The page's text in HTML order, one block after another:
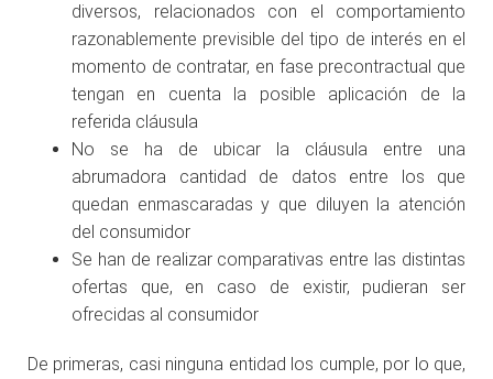
diversos, relacionados con el comportamiento
razonablemente previsible del tipo de interés en el
momento de contratar, en fase precontractual que
tengan en cuenta la posible aplicación de la
referida cláusula
No se ha de ubicar la cláusula entre una
abrumadora cantidad de datos entre los que
quedan enmascaradas y que diluyen la atención
del consumidor
Se han de realizar comparativas entre las distintas
ofertas que, en caso de existir, pudieran ser
ofrecidas al consumidor
De primeras, casi ninguna entidad los cumple, por lo que,